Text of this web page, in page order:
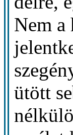
Nem a
ütött